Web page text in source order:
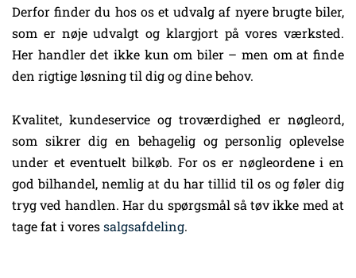
Derfor finder du hos os et udvalg af nyere brugte biler,
som er nøje udvalgt og klargjort på vores værksted.
Her handler det ikke kun om biler – men om at finde
den rigtige løsning til dig og dine behov.
Kvalitet, kundeservice og troværdighed er nøgleord,
som sikrer dig en behagelig og personlig oplevelse
under et eventuelt bilkøb. For os er nøgleordene i en
god bilhandel, nemlig at du har tillid til os og føler dig
tryg ved handlen. Har du spørgsmål så tøv ikke med at
tage fat i voressalgsafdeling.